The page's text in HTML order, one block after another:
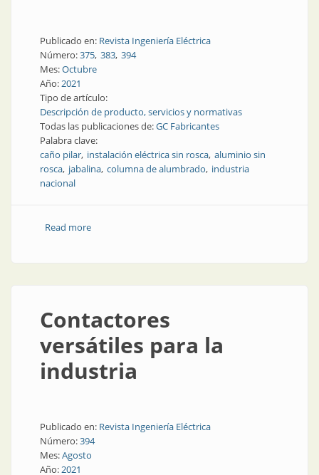
Publicado en: Revista Ingeniería Eléctrica
Número:375 383 394
Mes:Octubre
Año:2021
Tipo de artículo:
Descripción de producto, servicios y normativas
Todas las publicaciones de:GC Fabricantes
Palabra clave:
caño pilar instalación eléctrica sin rosca aluminio sin
rosca jabalina columna de alumbrado industria
nacional
Read moreabout Todo para las instalaciones eléctricas
Contactores
versátiles para la
industria
Publicado en: Revista Ingeniería Eléctrica
Número:394
Mes:Agosto
Año:2021